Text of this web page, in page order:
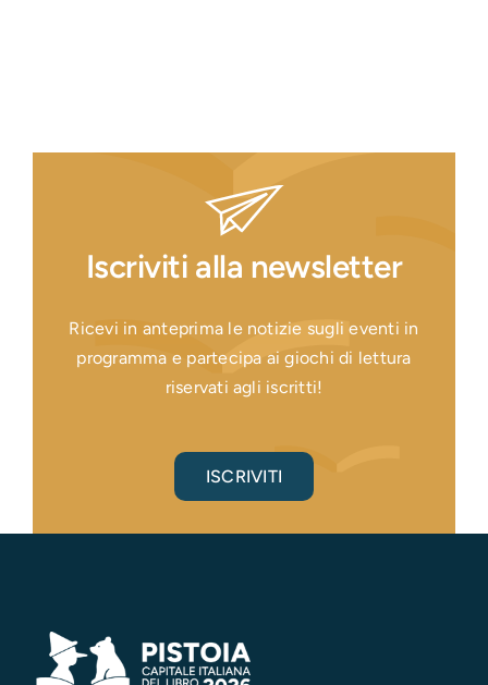
Iscriviti alla newsletter
Ricevi in anteprima le notizie sugli eventi in
programma e partecipa ai giochi di lettura
riservati agli iscritti!
ISCRIVITI